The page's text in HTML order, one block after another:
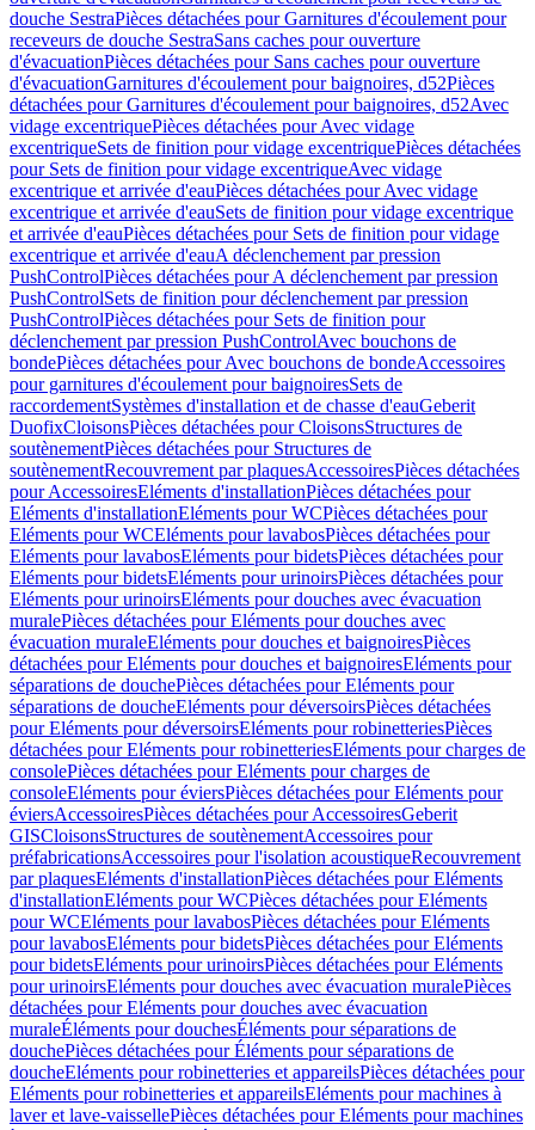
douche SestraPièces détachées pour Garnitures d'écoulement pour
receveurs de douche SestraSans caches pour ouverture
d'évacuationPièces détachées pour Sans caches pour ouverture
d'évacuationGarnitures d'écoulement pour baignoires, d52Pièces
détachées pour Garnitures d'écoulement pour baignoires, d52Avec
vidage excentriquePièces détachées pour Avec vidage
excentriqueSets de finition pour vidage excentriquePièces détachées
pour Sets de finition pour vidage excentriqueAvec vidage
excentrique et arrivée d'eauPièces détachées pour Avec vidage
excentrique et arrivée d'eauSets de finition pour vidage excentrique
et arrivée d'eauPièces détachées pour Sets de finition pour vidage
excentrique et arrivée d'eauA déclenchement par pression
PushControlPièces détachées pour A déclenchement par pression
PushControlSets de finition pour déclenchement par pression
PushControlPièces détachées pour Sets de finition pour
déclenchement par pression PushControlAvec bouchons de
bondePièces détachées pour Avec bouchons de bondeAccessoires
pour garnitures d'écoulement pour baignoiresSets de
raccordementSystèmes d'installation et de chasse d'eauGeberit
DuofixCloisonsPièces détachées pour CloisonsStructures de
soutènementPièces détachées pour Structures de
soutènementRecouvrement par plaquesAccessoiresPièces détachées
pour AccessoiresEléments d'installationPièces détachées pour
Eléments d'installationEléments pour WCPièces détachées pour
Eléments pour WCEléments pour lavabosPièces détachées pour
Eléments pour lavabosEléments pour bidetsPièces détachées pour
Eléments pour bidetsEléments pour urinoirsPièces détachées pour
Eléments pour urinoirsEléments pour douches avec évacuation
muralePièces détachées pour Eléments pour douches avec
évacuation muraleEléments pour douches et baignoiresPièces
détachées pour Eléments pour douches et baignoiresEléments pour
séparations de douchePièces détachées pour Eléments pour
séparations de doucheEléments pour déversoirsPièces détachées
pour Eléments pour déversoirsEléments pour robinetteriesPièces
détachées pour Eléments pour robinetteriesEléments pour charges de
consolePièces détachées pour Eléments pour charges de
consoleEléments pour éviersPièces détachées pour Eléments pour
éviersAccessoiresPièces détachées pour AccessoiresGeberit
GISCloisonsStructures de soutènementAccessoires pour
préfabricationsAccessoires pour l'isolation acoustiqueRecouvrement
par plaquesEléments d'installationPièces détachées pour Eléments
d'installationEléments pour WCPièces détachées pour Eléments
pour WCEléments pour lavabosPièces détachées pour Eléments
pour lavabosEléments pour bidetsPièces détachées pour Eléments
pour bidetsEléments pour urinoirsPièces détachées pour Eléments
pour urinoirsEléments pour douches avec évacuation muralePièces
détachées pour Eléments pour douches avec évacuation
muraleÉléments pour douchesÉléments pour séparations de
douchePièces détachées pour Éléments pour séparations de
doucheEléments pour robinetteries et appareilsPièces détachées pour
Eléments pour robinetteries et appareilsEléments pour machines à
laver et lave-vaissellePièces détachées pour Eléments pour machines